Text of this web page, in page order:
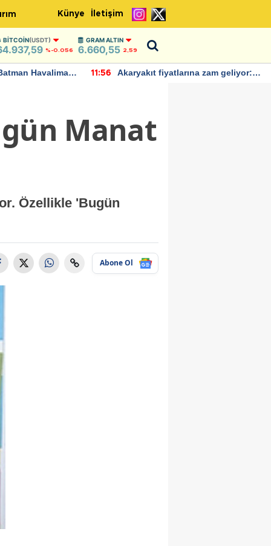
Künye İletişim
BITCOIN(USDT)
%-0.056
GRAM ALTIN
6.660,55 2,59
Havalimanı
11:56
Akaryakıt fiyatlarına zam geliyor:
Manat
Özellikle 'Bugün
Abone Ol